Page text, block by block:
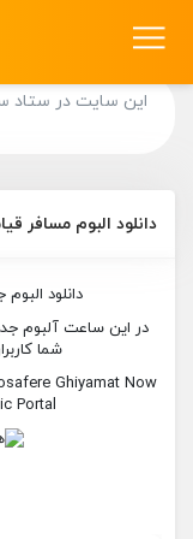
این سایت در ستاد
دانلود البوم مسافر
دانلود البوم
در این ساعت آلبوم
شما
Ghiyamat Now
Portal